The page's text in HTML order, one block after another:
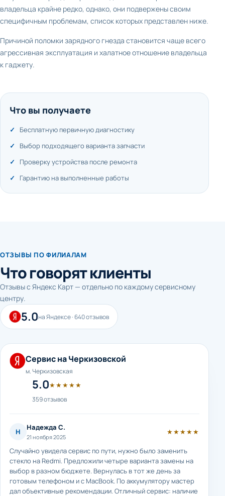
владельца крайне редко, однако, они подвержены своим
специфичным проблемам, список которых представлен ниже.
Причиной поломки зарядного гнезда становится чаще всего
агрессивная эксплуатация и халатное отношение владельца
к гаджету.
Что вы получаете
Бесплатную первичную диагностику
Выбор подходящего варианта запчасти
Проверку устройства после ремонта
Гарантию на выполненные работы
ОТЗЫВЫ ПО ФИЛИАЛАМ
Что говорят клиенты
Отзывы с Яндекс Карт — отдельно по каждому сервисному
центру.
5.0на Яндексе · 640 отзывов
Сервис на Черкизовской
м. Черкизовская
5.0★★★★★
359 отзывов
Н Надежда С.
21 ноября 2025
★★★★★
Случайно увидела сервис по пути, нужно было заменить
стекло на Redmi. Предложили четыре варианта замены на
выбор в разном бюджете. Вернулась в тот же день за
готовым телефоном и с MacBook. По аккумулятору мастер
дал объективные рекомендации. Отличный сервис: наличие